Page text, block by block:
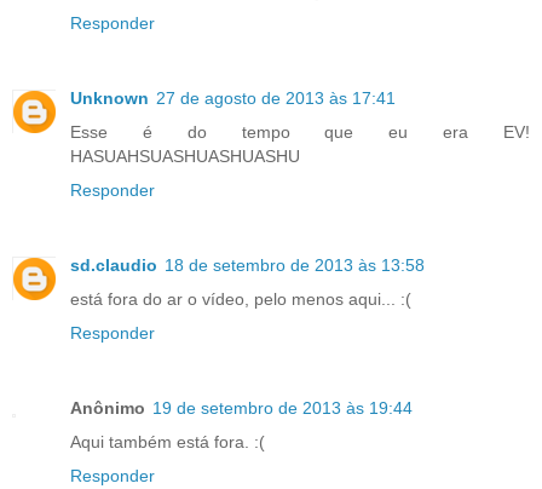
Responder
Unknown 27 de agosto de 2013 às 17:41
Esse é do tempo que eu era EV!
HASUAHSUASHUASHUASHU
Responder
sd.claudio 18 de setembro de 2013 às 13:58
está fora do ar o vídeo, pelo menos aqui... :(
Responder
Anônimo 19 de setembro de 2013 às 19:44
Aqui também está fora. :(
Responder